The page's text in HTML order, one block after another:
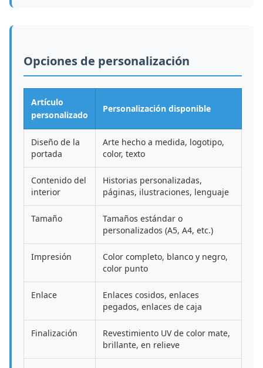
Opciones de personalización
Artículo
personalizado
Personalización disponible
Diseño de la
portada
Arte hecho a medida, logotipo,
color, texto
Contenido del
interior
Historias personalizadas,
páginas, ilustraciones, lenguaje
Tamaño
Tamaños estándar o
personalizados (A5, A4, etc.)
Impresión
Color completo, blanco y negro,
color punto
Enlace
Enlaces cosidos, enlaces
pegados, enlaces de caja
Finalización
Revestimiento UV de color mate,
brillante, en relieve